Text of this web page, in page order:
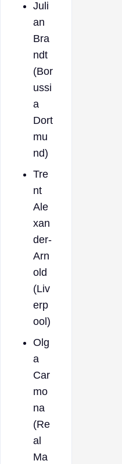
Juli
an
Bra
ndt
(Bor
ussi
a
Dort
mu
nd)
Tre
nt
Ale
xan
der-
Arn
old
(Liv
erp
ool)
Olg
a
Car
mo
na
(Re
al
Ma